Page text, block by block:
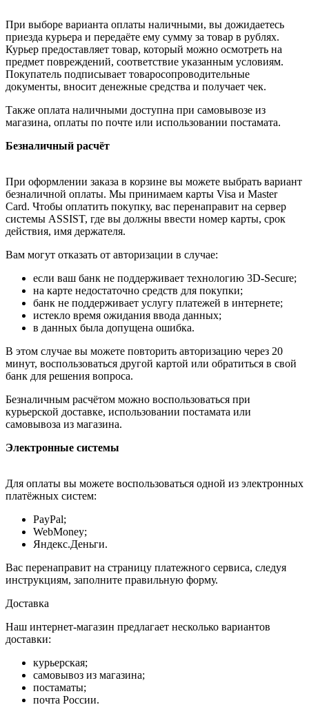
При выборе варианта оплаты наличными, вы дожидаетесь
приезда курьера и передаёте ему сумму за товар в рублях.
Курьер предоставляет товар, который можно осмотреть на
предмет повреждений, соответствие указанным условиям.
Покупатель подписывает товаросопроводительные
документы, вносит денежные средства и получает чек.
Также оплата наличными доступна при самовывозе из
магазина, оплаты по почте или использовании постамата.
Безналичный расчёт
При оформлении заказа в корзине вы можете выбрать вариант
безналичной оплаты. Мы принимаем карты Visa и Master
Card. Чтобы оплатить покупку, вас перенаправит на сервер
системы ASSIST, где вы должны ввести номер карты, срок
действия, имя держателя.
Вам могут отказать от авторизации в случае:
если ваш банк не поддерживает технологию 3D-Secure;
на карте недостаточно средств для покупки;
банк не поддерживает услугу платежей в интернете;
истекло время ожидания ввода данных;
в данных была допущена ошибка.
В этом случае вы можете повторить авторизацию через 20
минут, воспользоваться другой картой или обратиться в свой
банк для решения вопроса.
Безналичным расчётом можно воспользоваться при
курьерской доставке, использовании постамата или
самовывоза из магазина.
Электронные системы
Для оплаты вы можете воспользоваться одной из электронных
платёжных систем:
PayPal;
WebMoney;
Яндекс.Деньги.
Вас перенаправит на страницу платежного сервиса, следуя
инструкциям, заполните правильную форму.
Доставка
Наш интернет-магазин предлагает несколько вариантов
доставки:
курьерская;
самовывоз из магазина;
постаматы;
почта России.